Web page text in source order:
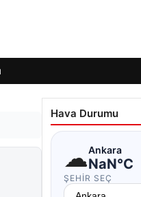
Hava Durumu
☁Ankara
NaN°C
ŞEHIR SEÇ